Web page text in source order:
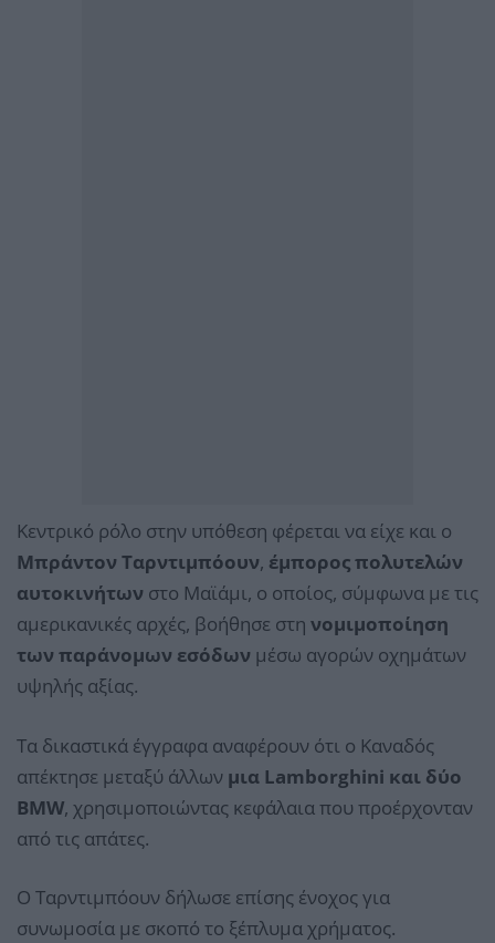
Κεντρικό ρόλο στην υπόθεση φέρεται να είχε και ο
Μπράντον Ταρντιμπόουν, έμπορος πολυτελών
αυτοκινήτων στο Μαϊάμι, ο οποίος, σύμφωνα με τις
αμερικανικές αρχές, βοήθησε στη νομιμοποίηση
των παράνομων εσόδων μέσω αγορών οχημάτων
υψηλής αξίας.
Τα δικαστικά έγγραφα αναφέρουν ότι ο Καναδός
απέκτησε μεταξύ άλλων μια Lamborghini και δύο
BMW, χρησιμοποιώντας κεφάλαια που προέρχονταν
από τις απάτες.
Ο Ταρντιμπόουν δήλωσε επίσης ένοχος για
συνωμοσία με σκοπό το ξέπλυμα χρήματος.